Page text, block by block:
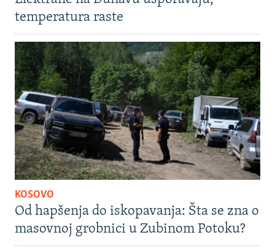
temperatura raste
KOSOVO
Od hapšenja do iskopavanja: Šta se zna o
masovnoj grobnici u Zubinom Potoku?